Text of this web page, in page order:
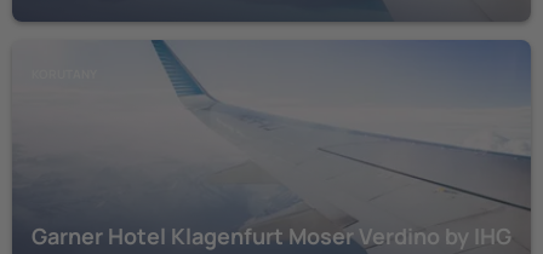
Garner Hotel Klagenfurt Moser Verdino by IHG